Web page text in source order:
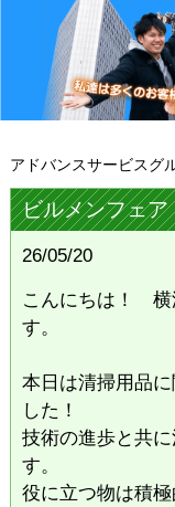
アドバンスサービスグ
ビルメンフェア
26/05/20
こんにちは！ 横
す。
本日は清掃用品
した！
技術の進歩と共
す。
役に立つ物は積